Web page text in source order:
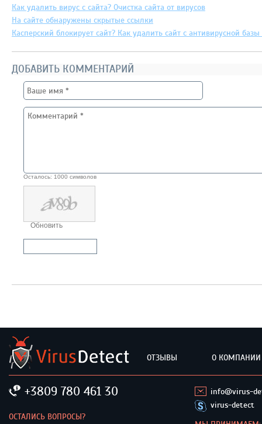
Как удалить вирус с сайта? Очистка сайта от вирусов
На сайте обнаружены скрытые ссылки
Касперский блокирует сайт? Как удалить сайт с антивирусной базы
ДОБАВИТЬ КОММЕНТАРИЙ
Осталось: 1000 символов
Обновить
ОТЗЫВЫ О КОМПАНИИ
+3809 780 461 30
ОСТАЛИСЬ ВОПРОСЫ?
info@virus-
virus-detect